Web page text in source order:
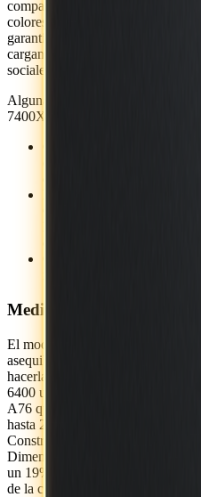
compatibles con Google Ultra
colores vivos y un mejor contraste
garantiza que las fotos y los
cargan desde el teléfono
sociales.
Algunas características
7400X incluyen:
Compatibilidad con
(7400X) para dar a los
Módem 5G R16 con
MediaTek para
Compatibilidad con Wi-Fi
MediaTek Dimensity 6400
El modelo más reciente en la serie
asequibles mejora las últimas
hacerlas accesibles a más
6400 utiliza una CPU de ocho
A76 que funcionan hasta 2.5
hasta 2.0 GHz, además de una
Construido sobre el nodo de
Dimensity 6400 funciona de
un 19% menos de energía al
de la competencia.